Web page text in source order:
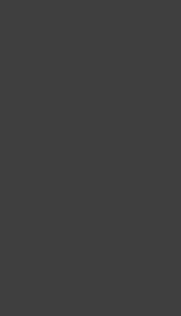
Mini Lavabi.
spazi ridotti?</strong>
lo rendono ideale
servizio.
inclusi?</strong>
l’installazione.